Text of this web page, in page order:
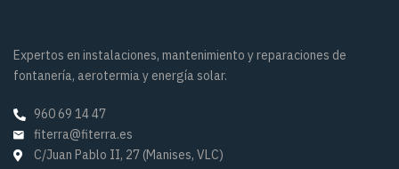
Expertos en instalaciones, mantenimiento y reparaciones de
fontanería, aerotermia y energía solar.
960 69 14 47
fiterra@fiterra.es
C/Juan Pablo II, 27 (Manises, VLC)